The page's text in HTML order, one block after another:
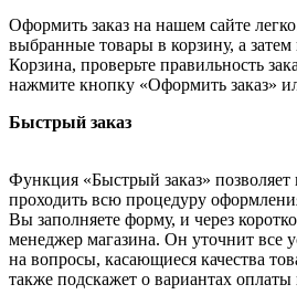
Оформить заказ на нашем сайте
выбранные товары в корзину, а
Корзина, проверьте правильность
нажмите кнопку «Оформить заказ»
Быстрый заказ
Функция «Быстрый заказ»
проходить всю процедуру
Вы заполняете форму, и через
менеджер магазина. Он уточнит все
на вопросы, касающиеся качества
также подскажет о вариантах оплаты